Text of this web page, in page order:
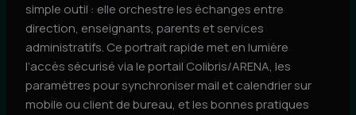
simple outil : elle orchestre les échanges entre
direction, enseignants, parents et services
administratifs. Ce portrait rapide met en lumière
l’accès sécurisé via le portail Colibris/ARENA, les
paramètres pour synchroniser mail et calendrier sur
mobile ou client de bureau, et les bonnes pratiques